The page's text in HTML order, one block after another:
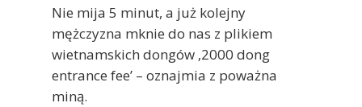
Nie mija 5 minut, a już kolejny
mężczyzna mknie do nas z plikiem
wietnamskich dongów ‚2000 dong
entrance fee’ – oznajmia z poważna
miną.